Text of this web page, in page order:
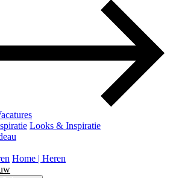
Looks & Inspiratie
Home | Heren